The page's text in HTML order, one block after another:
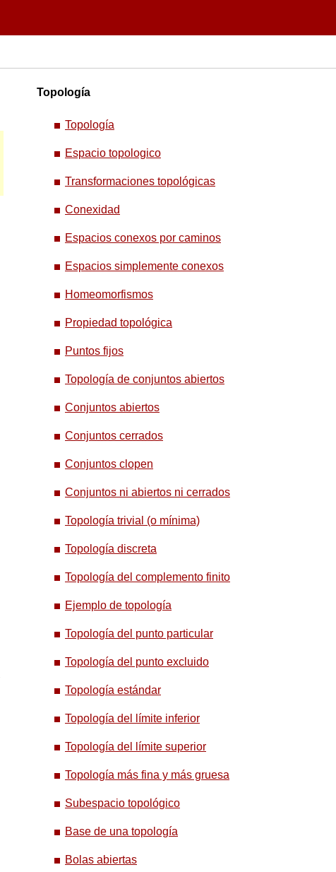
Topología
Topología
Espacio topologico
Transformaciones topológicas
Conexidad
Espacios conexos por caminos
Espacios simplemente conexos
Homeomorfismos
Propiedad topológica
Puntos fijos
Topología de conjuntos abiertos
Conjuntos abiertos
Conjuntos cerrados
Conjuntos clopen
Conjuntos ni abiertos ni cerrados
Topología trivial (o mínima)
Topología discreta
Topología del complemento finito
Ejemplo de topología
Topología del punto particular
Topología del punto excluido
Topología estándar
Topología del límite inferior
Topología del límite superior
Topología más fina y más gruesa
Subespacio topológico
Base de una topología
Bolas abiertas